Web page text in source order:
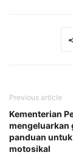
Previous article
Kementerian
mengeluarkan
panduan
motosikal